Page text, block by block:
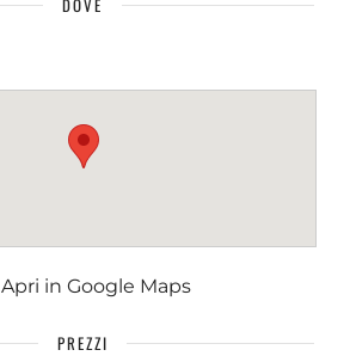
DOVE
Apri in Google Maps
PREZZI